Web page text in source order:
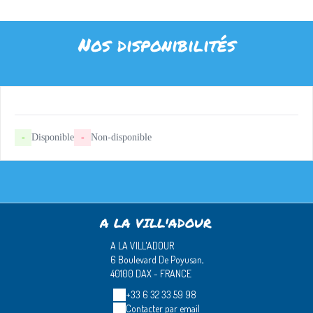
Nos disponibilités
- Disponible - Non-disponible
A LA VILL'ADOUR
A LA VILL'ADOUR
6 Boulevard De Poyusan,
40100 DAX - FRANCE
+33 6 32 33 59 98
Contacter par email